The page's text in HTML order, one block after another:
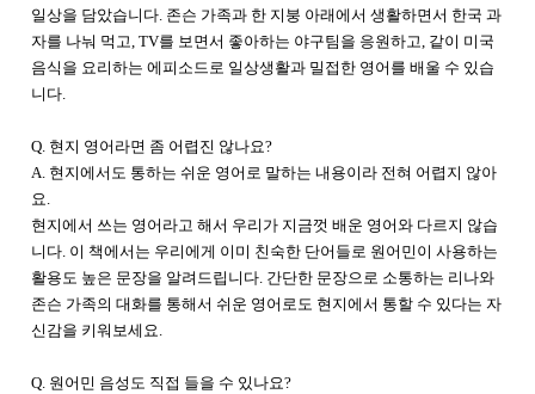
일상을 담았습니다. 존슨 가족과 한 지붕 아래에서 생활하면서 한국 과
자를 나눠 먹고, TV를 보면서 좋아하는 야구팀을 응원하고, 같이 미국
음식을 요리하는 에피소드로 일상생활과 밀접한 영어를 배울 수 있습
니다.
Q. 현지 영어라면 좀 어렵진 않나요?
A. 현지에서도 통하는 쉬운 영어로 말하는 내용이라 전혀 어렵지 않아
요.
현지에서 쓰는 영어라고 해서 우리가 지금껏 배운 영어와 다르지 않습
니다. 이 책에서는 우리에게 이미 친숙한 단어들로 원어민이 사용하는
활용도 높은 문장을 알려드립니다. 간단한 문장으로 소통하는 리나와
존슨 가족의 대화를 통해서 쉬운 영어로도 현지에서 통할 수 있다는 자
신감을 키워보세요.
Q. 원어민 음성도 직접 들을 수 있나요?